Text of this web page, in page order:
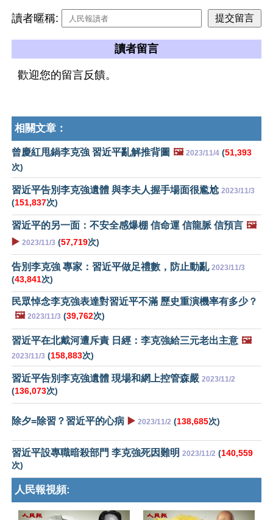
讀者暱稱:
讀者留言
歡迎您的留言反饋。
相關文章：
曾慶紅甩鍋李克強 習近平亂解推背圖 🖼️ 2023/11/4 (51,393
次)
習近平告別李克強遺體 與李夫人握手場面很尷尬 2023/11/3
(151,837次)
習近平的另一面：不安全感爆棚 信命運 信龍脈 信預言 🖼️
▶️ 2023/11/3 (57,719次)
告別李克強 專家：習近平做足禮數，防止動亂 2023/11/3
(43,841次)
民眾悼念李克強表達對習近平不滿 歷史重演機率有多少？
🖼️ 2023/11/3 (39,762次)
習近平在北戴河遭斥責 日經：李克強給三元老出主意 🖼️
2023/11/3 (158,883次)
習近平告別李克強遺體 現場和網上控管森嚴 2023/11/2
(136,073次)
除夕=除習？習近平的心病 ▶️ 2023/11/2 (138,685次)
習近平設專職暗殺部門 李克強死因難明 2023/11/2 (140,559
次)
人民報視頻: